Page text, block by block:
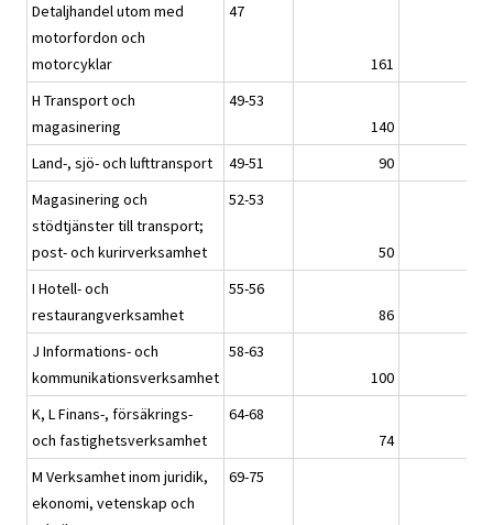
Detaljhandel utom med
motorfordon och
motorcyklar
47
161
H Transport och
magasinering
49-53
140
Land-, sjö- och lufttransport
49-51 90
Magasinering och
stödtjänster till transport;
post- och kurirverksamhet
52-53
50
I Hotell- och
restaurangverksamhet
55-56
86
J Informations- och
kommunikationsverksamhet
58-63
100
K, L Finans-, försäkrings-
och fastighetsverksamhet
64-68
74
M Verksamhet inom juridik,
ekonomi, vetenskap och
69-75